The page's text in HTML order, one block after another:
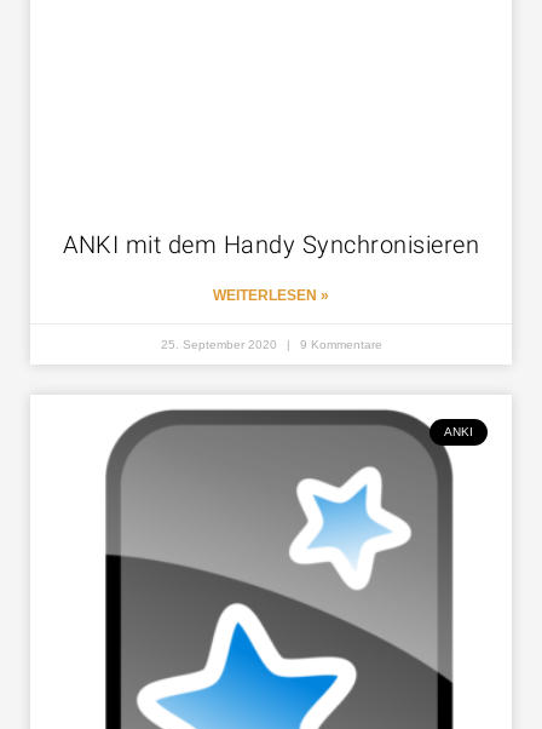
ANKI mit dem Handy Synchronisieren
WEITERLESEN »
25. September 2020 9 Kommentare
ANKI